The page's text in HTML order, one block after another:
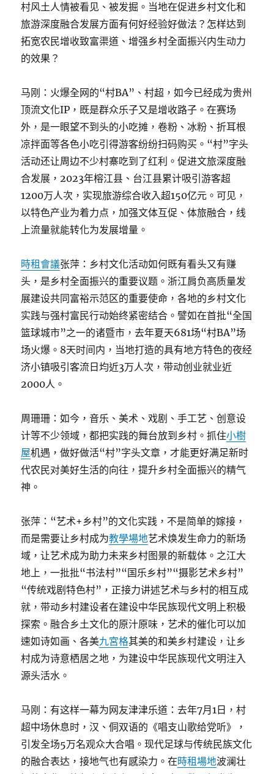
村风土人情被看见、被发掘。当地在促进乡村文化和
旅游深度融合发展方面有何好经验好做法？怎样达到
拓宽农民增收致富渠道、增强乡村全面振兴内生动力
的效果？
马刚：火爆全网的“村BA”、村超，如今已经成为贵州
顶流文化IP，既是群众乐子又是增收路子。在赛场
外，是一眼望不到头的小吃摊，卷粉、冰粉、折耳根
凉拌面等各色小吃引得游客纷纷扫码购买。“村”字头
活动还让周边不少村寨吃到了红利。促进文旅深度融
合发展，2023年榕江县、台江县累计吸引游客超
1200万人次，实现旅游综合收入超150亿元。可见，
以特色产业为着力点，加强文体互促、体旅融合，线
上流量就能转化为发展增量。
時租會議张萍：乡村文化活动如何既有看头又有赚
头，是乡村全面振兴的重要议题。浙江肩负高质量发
展建设共同富裕示范区的重要使命，各地的乡村文化
实践与强村富民行动始终紧密结合。譬如在首批“全国
篮球城市”之一的诸暨市，去年夏天681场“村BA”场
场火爆。8天时间内，当地打造的具有地方特色的夜经
济小镇吸引客流日均近3万人次，带动创业就业近
2000人。
周珊珊：如今，音乐、美术、戏剧、手工艺、创意设
计等不少领域，都把实践的舞台放到乡村。抓住小樹
屋机遇，做好做活“村”字头文章，才能更好满足新时
代农民对美好生活的向往，提升乡村全面振兴的精气
神。
张萍：“艺术+乡村”的文化实践，不是简单的嫁接，
而是需要让乡村成为教學場地艺术焕发生命力的新场
域，让艺术成为助力未来乡村图景的新载体。之江大
地上，一批批“书法村”“国乐乡村”“摄影艺术乡村”
“传统戏剧特色村”，正接力讲述艺术与乡村的相互成
就，带动乡村建设者在建设中华民族现代文明上积极
探索。融合乡土文化的原汁原味，艺术的催化可以加
速如诗如画、各美九宮格其美的和美乡村建设，让乡
村成为诗意栖居之地，为建设中华民族现代文明注入
源头活水。
马刚：有这样一幕为网友津津乐道：去年7月1日，村
超中场休息时，汉、侗双语的《唱支山歌给党听》，
引发全场5万名观众大合唱。现代足球与传统民族文化
的融合表达，接地气也有感染力。在時租場地波澜壮